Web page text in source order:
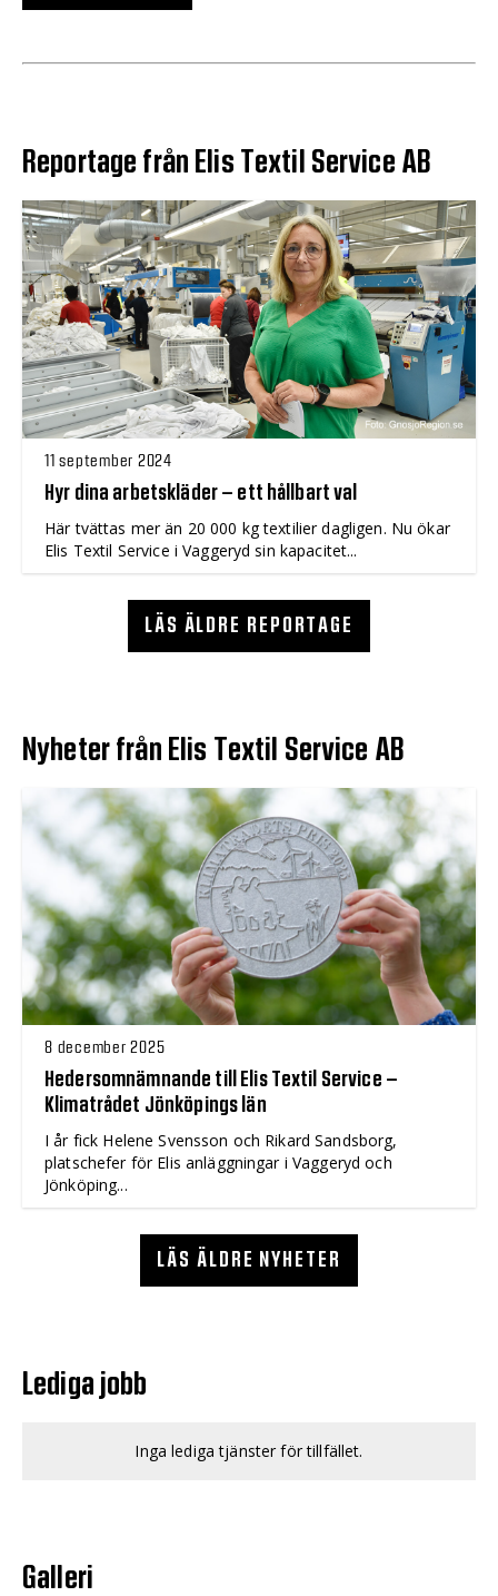
Reportage från Elis Textil Service AB
11 september 2024
Hyr dina arbetskläder – ett hållbart val
Här tvättas mer än 20 000 kg textilier dagligen. Nu ökar
Elis Textil Service i Vaggeryd sin kapacitet...
LÄS ÄLDRE REPORTAGE
Nyheter från Elis Textil Service AB
8 december 2025
Hedersomnämnande till Elis Textil Service –
Klimatrådet Jönköpings län
I år fick Helene Svensson och Rikard Sandsborg,
platschefer för Elis anläggningar i Vaggeryd och
Jönköping...
LÄS ÄLDRE NYHETER
Lediga jobb
Inga lediga tjänster för tillfället.
Galleri